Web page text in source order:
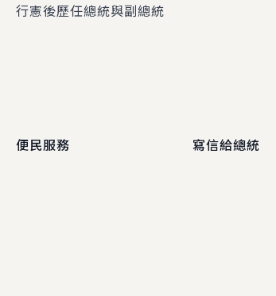
行憲後歷任總統與副總統
便民服務 寫信給總統